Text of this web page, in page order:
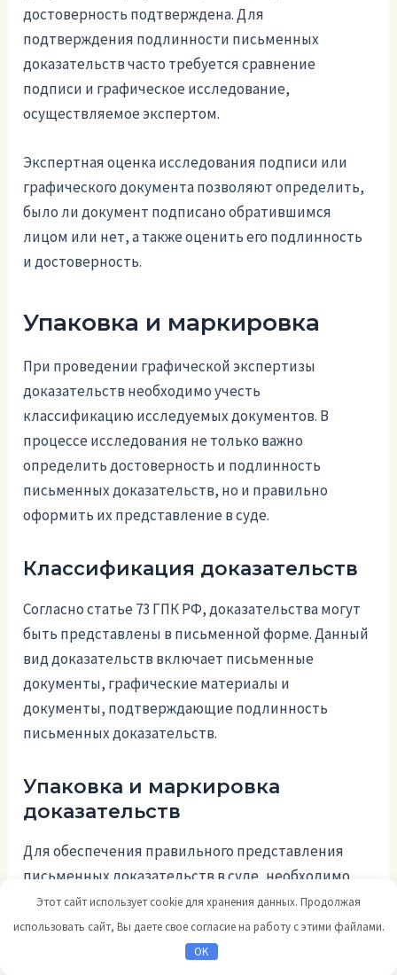
достоверность подтверждена. Для
подтверждения подлинности письменных
доказательств часто требуется сравнение
подписи и графическое исследование,
осуществляемое экспертом.
Экспертная оценка исследования подписи или
графического документа позволяют определить,
было ли документ подписано обратившимся
лицом или нет, а также оценить его подлинность
и достоверность.
Упаковка и маркировка
При проведении графической экспертизы
доказательств необходимо учесть
классификацию исследуемых документов. В
процессе исследования не только важно
определить достоверность и подлинность
письменных доказательств, но и правильно
оформить их представление в суде.
Классификация доказательств
Согласно статье 73 ГПК РФ, доказательства могут
быть представлены в письменной форме. Данный
вид доказательств включает письменные
документы, графические материалы и
документы, подтверждающие подлинность
письменных доказательств.
Упаковка и маркировка
доказательств
Для обеспечения правильного представления
письменных доказательств в суде, необходимо
выполнить следующую процедуру:
Составить ходатайство о представлении
Этот сайт использует cookie для хранения данных. Продолжая
использовать сайт, Вы даете свое согласие на работу с этими файлами.
OK